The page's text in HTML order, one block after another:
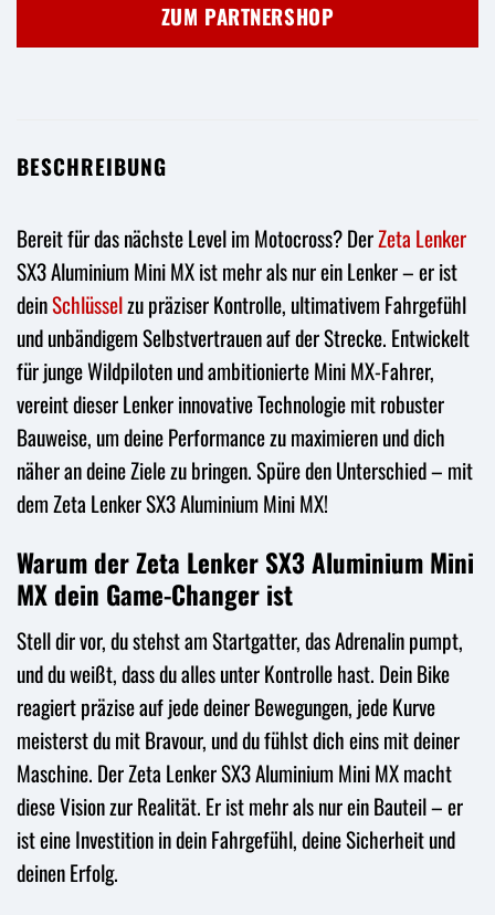
ZUM PARTNERSHOP
BESCHREIBUNG
Bereit für das nächste Level im Motocross? DerZeta Lenker
SX3 Aluminium Mini MX ist mehr als nur ein Lenker – er ist
deinSchlüsselzu präziser Kontrolle, ultimativem Fahrgefühl
und unbändigem Selbstvertrauen auf der Strecke. Entwickelt
für junge Wildpiloten und ambitionierte Mini MX-Fahrer,
vereint dieser Lenker innovative Technologie mit robuster
Bauweise, um deine Performance zu maximieren und dich
näher an deine Ziele zu bringen. Spüre den Unterschied – mit
dem Zeta Lenker SX3 Aluminium Mini MX!
Warum der Zeta Lenker SX3 Aluminium Mini
MX dein Game-Changer ist
Stell dir vor, du stehst am Startgatter, das Adrenalin pumpt,
und du weißt, dass du alles unter Kontrolle hast. Dein Bike
reagiert präzise auf jede deiner Bewegungen, jede Kurve
meisterst du mit Bravour, und du fühlst dich eins mit deiner
Maschine. Der Zeta Lenker SX3 Aluminium Mini MX macht
diese Vision zur Realität. Er ist mehr als nur ein Bauteil – er
ist eine Investition in dein Fahrgefühl, deine Sicherheit und
deinen Erfolg.